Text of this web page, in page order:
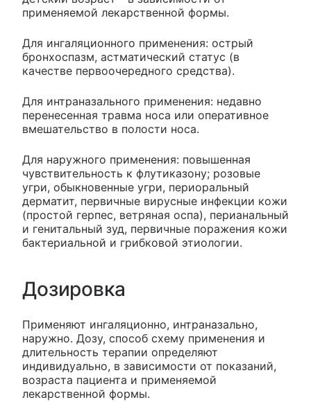
применяемой лекарственной формы.
Для ингаляционного применения: острый
бронхоспазм, астматический статус (в
качестве первоочередного средства).
Для интраназального применения: недавно
перенесенная травма носа или оперативное
вмешательство в полости носа.
Для наружного применения: повышенная
чувствительность к флутиказону; розовые
угри, обыкновенные угри, периоральный
дерматит, первичные вирусные инфекции кожи
(простой герпес, ветряная оспа), перианальный
и генитальный зуд, первичные поражения кожи
бактериальной и грибковой этиологии.
Дозировка
Применяют ингаляционно, интраназально,
наружно. Дозу, способ схему применения и
длительность терапии определяют
индивидуально, в зависимости от показаний,
возраста пациента и применяемой
лекарственной формы.